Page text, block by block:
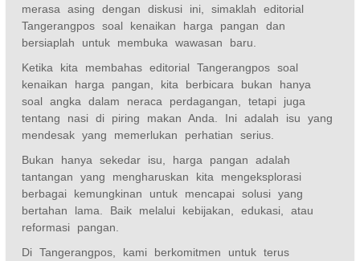
merasa asing dengan diskusi ini, simaklah editorial
Tangerangpos soal kenaikan harga pangan dan
bersiaplah untuk membuka wawasan baru.
Ketika kita membahas editorial Tangerangpos soal
kenaikan harga pangan, kita berbicara bukan hanya
soal angka dalam neraca perdagangan, tetapi juga
tentang nasi di piring makan Anda. Ini adalah isu yang
mendesak yang memerlukan perhatian serius.
Bukan hanya sekedar isu, harga pangan adalah
tantangan yang mengharuskan kita mengeksplorasi
berbagai kemungkinan untuk mencapai solusi yang
bertahan lama. Baik melalui kebijakan, edukasi, atau
reformasi pangan.
Di Tangerangpos, kami berkomitmen untuk terus